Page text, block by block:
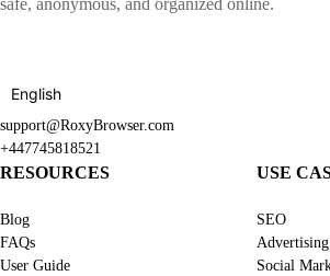
safe, anonymous, and organized online.
English
support@RoxyBrowser.com
+447745818521
RESOURCES
Blog
FAQs
User Guide
USE
SEO
Advertising
Social